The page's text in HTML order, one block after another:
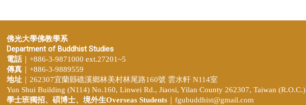
佛光大學佛教學系
Department of Buddhist Studies
電話｜+886-3-9871000 ext.27201~5
傳真 ｜+886-3-9889559
地址 ｜262307宜蘭縣礁溪鄉林美村林尾路160號 雲水軒 N114室
Yun Shui Building (N114) No.160, Linwei Rd., Jiaosi, Yilan County 262307, Taiwan (R.O.C.)
學士班獨招、 碩博士、境外生Overseas Students fgubuddhist@gmail.com